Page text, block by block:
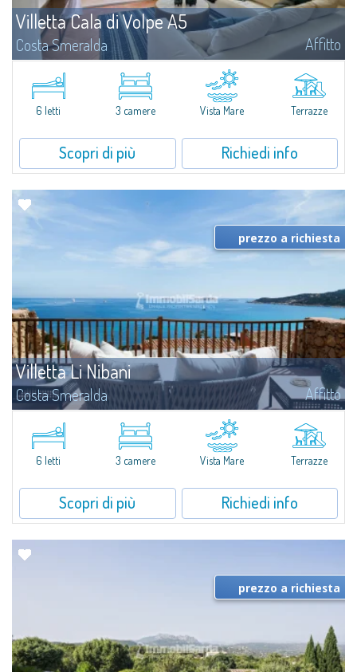
Villetta Cala di Volpe A5
Costa Smeralda Affitto
​Nuova elegante villetta inserita in un complesso residenziale di recente
costruzione a due passi da Porto Cervo, affacciato sulla rinomata baia di
Cala di Volpe, con piscina condominiale, servizi e aree verdi...
6 letti
3 camere Vista Mare Terrazze
Scopri di più Richiedi info
Villetta Li Nibani
Costa Smeralda Affitto
A pochi passi dalla Baia del Piccolo Pevero, Villetta Li Nibani si trova
all'interno di un tranquillo condominio con vista mozzafiato sul mare della
Costa Smeralda, in posizione strategica per raggiungere la spiaggia in...
prezzo a richiesta
6 letti 3 camere Vista Mare Terrazze
Scopri di più Richiedi info
prezzo a richiesta